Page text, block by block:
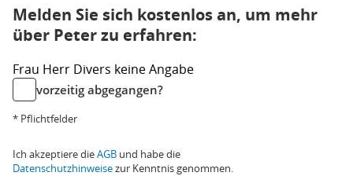
Melden Sie sich kostenlos an, um mehr
über Peter zu erfahren:
Frau Herr Divers keine Angabe
vorzeitig abgegangen?
* Pflichtfelder
Ich akzeptiere dieAGB und habe die
Datenschutzhinweisezur Kenntnis genommen.